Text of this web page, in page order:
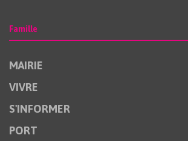
Famille
MAIRIE
VIVRE
S'INFORMER
PORT